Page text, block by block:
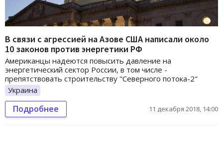
В связи с агрессией на Азове США написали около
10 законов против энергетики РФ
Американцы надеются повысить давление на
энергетический сектор России, в том числе -
препятствовать строительству "Северного потока-2"
Украина
Подробнее 11 декабря 2018, 14:00